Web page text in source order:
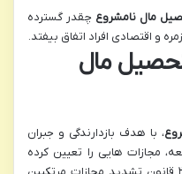
مال نامشروع چقدر گسترده
و اقتصادی افراد اتفاق بیفتد.
مال
، با هدف بازدارندگی و جبران
مجازات هایی را تعیین کرده